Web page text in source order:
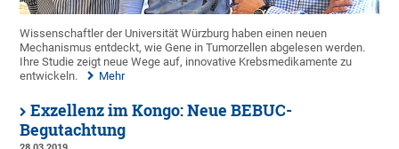
Wissenschaftler der Universität Würzburg haben einen neuen
Mechanismus entdeckt, wie Gene in Tumorzellen abgelesen werden.
Ihre Studie zeigt neue Wege auf, innovative Krebsmedikamente zu
entwickeln.
Mehr
Exzellenz im Kongo: Neue BEBUC-
Begutachtung